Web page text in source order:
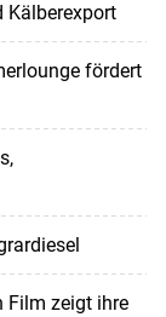
Kälberexport
fördert
Film zeigt ihre